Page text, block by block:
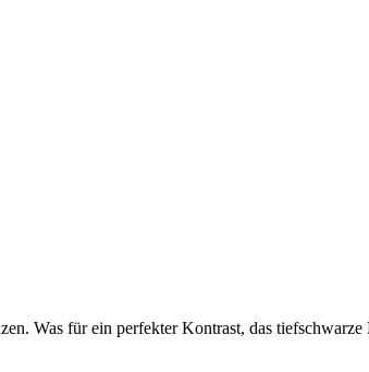
Was für ein perfekter Kontrast, das tiefschwarze